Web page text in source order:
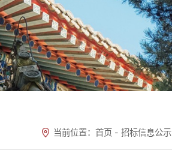
当前位置： 首页 - 招标信息公示